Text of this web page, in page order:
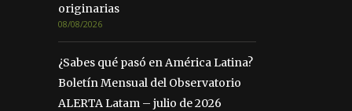
originarias
08/08/2026
¿Sabes qué pasó en América Latina?
Boletín Mensual del Observatorio
ALERTA Latam – julio de 2026